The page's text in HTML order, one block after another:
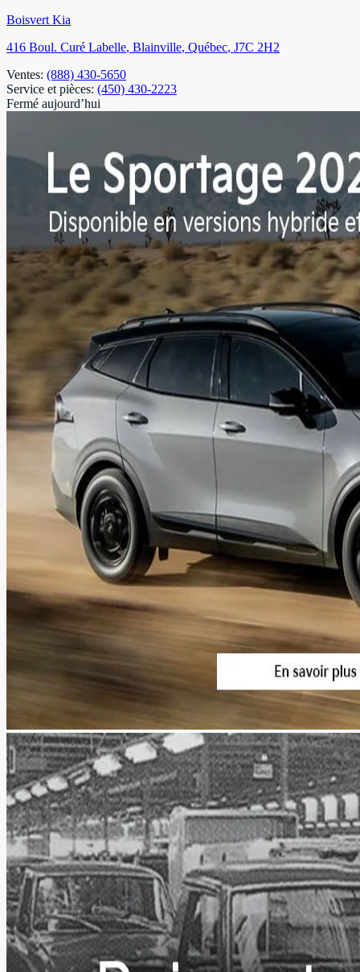
Boisvert Kia
416 Boul. Curé Labelle, Blainville, Québec, J7C 2H2
Ventes: (888) 430-5650
Service et pièces: (450) 430-2223
Fermé aujourd’hui